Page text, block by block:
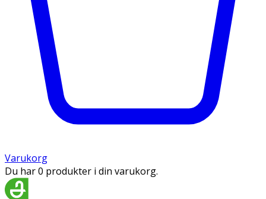
Varukorg
Du har 0 produkter i din varukorg.